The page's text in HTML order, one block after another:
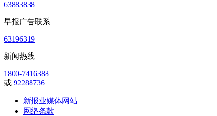
63883838
早报广告联系
63196319
新闻热线
1800-7416388
或 92288736
新报业媒体网站
网络条款